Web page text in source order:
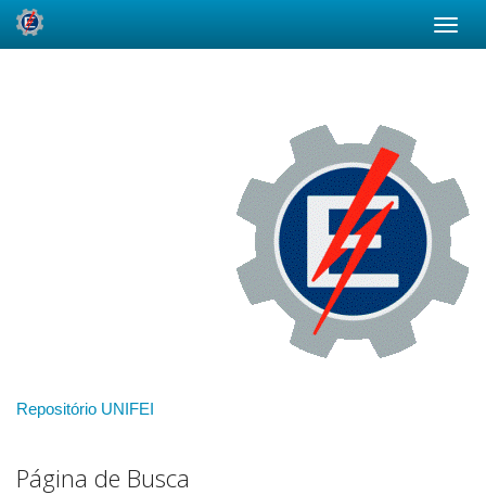
Repositório UNIFEI
Página de Busca